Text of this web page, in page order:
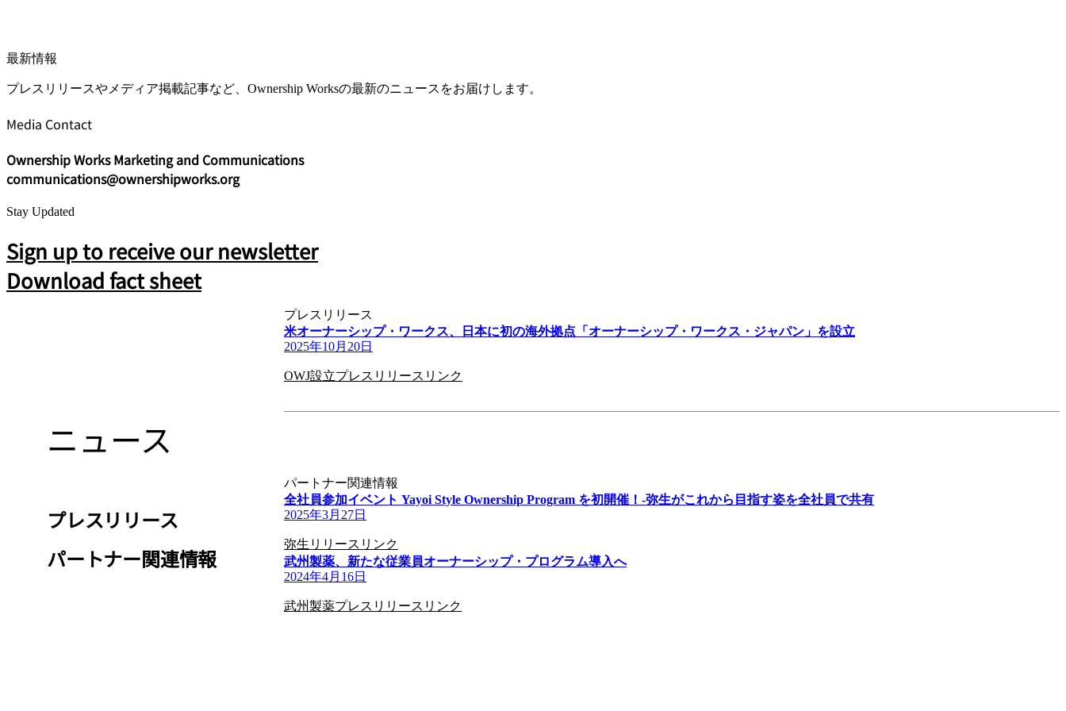
最新情報
プレスリリースやメディア掲載記事など、Ownership Worksの最新のニュースをお届けします。
Media Contact
Ownership Works Marketing and Communications
communications@ownershipworks.org
Stay Updated
Sign up to receive our newsletter
Download fact sheet
ニュース
プレスリリース
パートナー関連情報
プレスリリース
米オーナーシップ・ワークス、日本に初の海外拠点「オーナーシップ・ワークス・ジャパン」を設立
2025年10月20日
OWJ設立プレスリリースリンク
パートナー関連情報
全社員参加イベント Yayoi Style Ownership Program を初開催！-弥生がこれから目指す姿を全社員で共有
2025年3月27日
弥生リリースリンク
武州製薬、新たな従業員オーナーシップ・プログラム導入へ
2024年4月16日
武州製薬プレスリリースリンク